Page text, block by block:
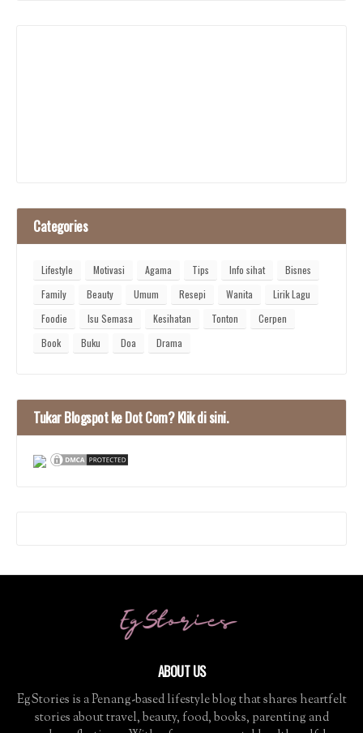
Categories
Lifestyle Motivasi Agama Tips Info sihat
Bisnes
Family
Beauty Umum Resepi Wanita
Lirik Lagu
Foodie
Isu Semasa Kesihatan Tonton
Cerpen
Book
Buku Doa Drama
Tukar Blogspot ke Dot Com? Klik di sini.
ABOUT US
EgStories is a Penang-based lifestyle blog that shares heartfelt
stories about travel, beauty, food, books, parenting and